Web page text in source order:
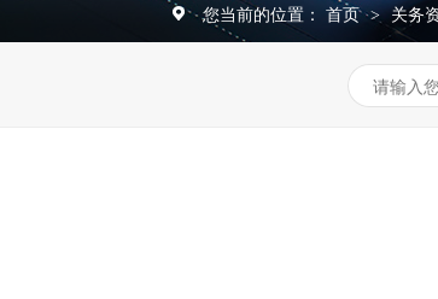
您当前的位置： 首页 > 关务